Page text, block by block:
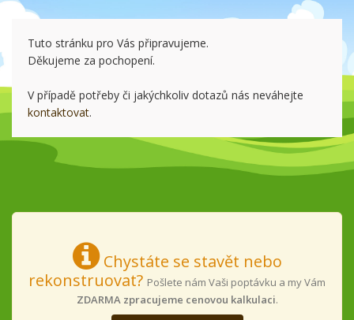
Tuto stránku pro Vás připravujeme.
Děkujeme za pochopení.
V případě potřeby či jakýchkoliv dotazů nás neváhejte
kontaktovat.
Chystáte se stavět nebo
rekonstruovat? Pošlete nám Vaši poptávku a my Vám
ZDARMA zpracujeme cenovou kalkulaci.